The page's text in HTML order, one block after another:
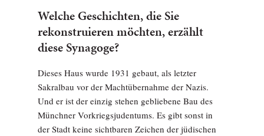
Welche Geschichten, die Sie
rekonstruieren möchten, erzählt
diese Synagoge?
Dieses Haus wurde 1931 gebaut, als letzter
Sakralbau vor der Machtübernahme der Nazis.
Und er ist der einzig stehen gebliebene Bau des
Münchner Vorkriegsjudentums. Es gibt sonst in
der Stadt keine sichtbaren Zeichen der jüdischen